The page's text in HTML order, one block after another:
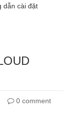
dẫn cài đặt
0 comment